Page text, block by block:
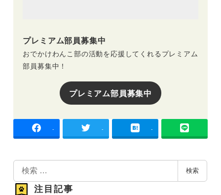
プレミアム部員募集中
おでかけわんこ部の活動を応援してくれるプレミアム
部員募集中！
プレミアム部員募集中
- - -
検
索
検索
注目記事